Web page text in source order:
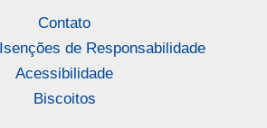
Contato
de Responsabilidade
Acessibilidade
Biscoitos